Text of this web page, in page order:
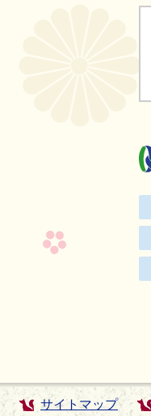
サイトマップ